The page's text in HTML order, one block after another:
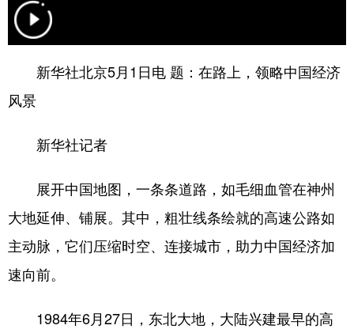
学术中国
文化产业
地方频道
北京 天津 河北 山西
辽宁
浙江 安徽 福建 江西
新华社北京5月1日电 题：在路上，领略中国经济
风景
新华社记者
展开中国地图，一条条道路，如毛细血管在神州
大地延伸、铺展。其中，粗壮线条绘就的高速公路如
主动脉，它们压缩时空、连接城市，助力中国经济加
速向前。
1984年6月27日，东北大地，大陆兴建最早的高